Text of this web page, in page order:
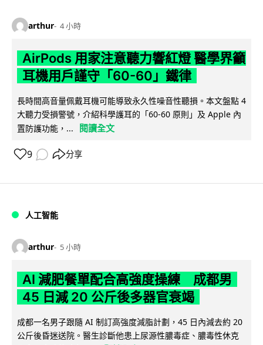
arthur 4 小時
AirPods 用家注意聽力響紅燈 醫學界籲
耳機用戶謹守「60-60」鐵律
長時間高音量佩戴耳機可能導致永久性噪音性聽損。本文盤點 4
大聽力受損警號，介紹科學護耳的「60-60 原則」及 Apple 內
置防護功能，...
閱讀全文
9 分享
人工智能
arthur 5 小時
AI 減肥餐單配合高強度操練 成都男
45 日減 20 公斤後多器官衰竭
成都一名男子跟隨 AI 制訂高強度減脂計劃，45 日內減去約 20
公斤後昏迷送院。醫生診斷他患上尿源性膿毒症、膿毒性休克